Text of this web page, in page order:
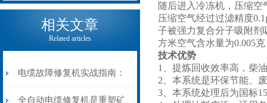
电缆热补机的核心价值
相关文章
Related articles
电缆故障修复机实战指南：
从“盲测”到“精确定点”的三
全自动电缆修复机是重塑矿
随后进入冷冻机，压缩
压缩空气经过过滤精度
子被强力复合分子吸附
方米空气含水量为0.005
技术优势
1、提炼回收效率高，柴
2、本系统是环保节能、
3、本系统处理后为国标